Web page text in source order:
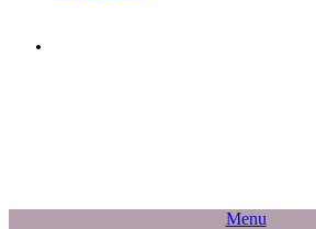
Menu